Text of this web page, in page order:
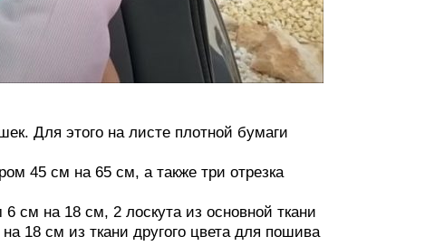
Для этого на листе плотной бумаги
45 см на 65 см, а также три отрезка
см на 18 см, 2 лоскута из основной ткани
18 см из ткани другого цвета для пошива